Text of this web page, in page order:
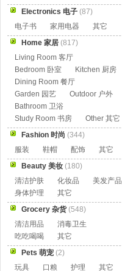
Electronics 电子 (87)
电子书
家用电器
其它
Home 家居 (817)
Living Room 客厅
Bedroom 卧室
Kitchen 厨房
Dining Room 餐厅
Garden 园艺
Outdoor 户外
Bathroom 卫浴
Study Room 书房
Other 其它
Fashion 时尚 (344)
服装
鞋帽 配饰
其它
Beauty 美妆 (180)
清洁护肤
化妆品
美发产品
身体护理
其它
Grocery 杂货(548)
清洁用品
消毒卫生
吃吃喝喝
其它
Pets 萌宠 (2)
玩具
口粮 护理
其它